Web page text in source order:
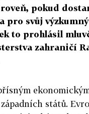
pokud
pro svůj
to prohlásil
zahraničí
států.